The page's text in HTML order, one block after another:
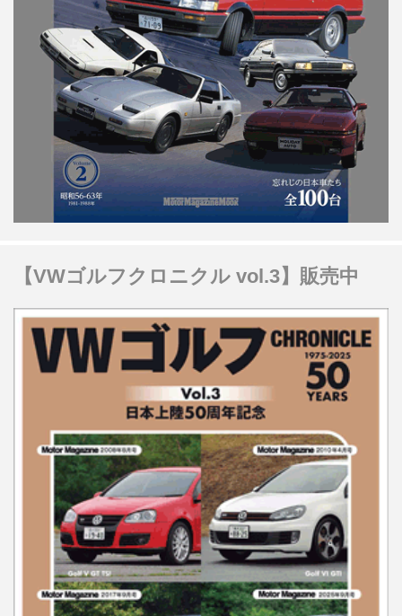
【VWゴルフクロニクル vol.3】販売中